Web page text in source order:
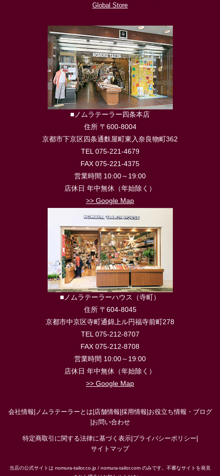
Global Store
■ノムラテーラー四条本店
住所 〒600-8004
京都市下京区四条通麩屋町東入奈良物町362
TEL 075-221-4679
FAX 075-221-4375
営業時間 10:00～19:00
店休日 年中無休（年始除く）
>> Google Map
■ノムラテーラーハウス（寺町）
住所 〒604-8045
京都市中京区寺町通錦上ル円福寺前町278
TEL 075-212-8707
FAX 075-212-8708
営業時間 10:00～19:00
店休日 年中無休（年始除く）
>> Google Map
会社情報 ノムラテーラーとは 店舗情報 採用情報 お役立ち情報・ブログ
お問い合わせ
特定商取引に関する法律に基づく表示| プライバシーポリシー
サイトマップ
当店の公式サイトは nomura-tailor.co.jp / nomura-tailor.com のみです。不審なサイトを発見